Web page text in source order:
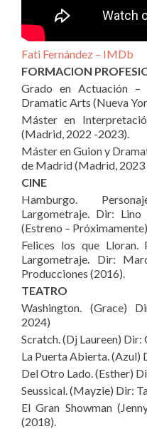
Fati Fernández – IMDb
FORMACION
Grado en Actuación
Dramatic Arts (Nueva
Máster en
(Madrid, 2022 -2023).
Máster en Guion y
de Madrid (Madrid, 2023
CINE
Hamburgo.
Largometraje. Dir:
(Estreno –
Felices los que Lloran.
Largometraje. Dir:
Producciones (2016).
TEATRO
Washington. (Grace)
2024)
Scratch. (Dj Laureen)
La Puerta Abierta. (Azul)
Del Otro Lado. (Esther)
Seussical. (Mayzie) Dir:
El Gran Showman
(2018).